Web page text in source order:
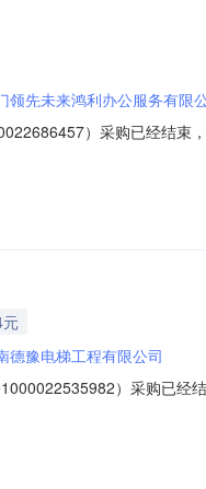
领先未来鸿利办公服务有限
）采购已经结束
采购单位联系人和联系方
德豫电梯工程有限公司
）采购已经
位地址:/采购单位联系人